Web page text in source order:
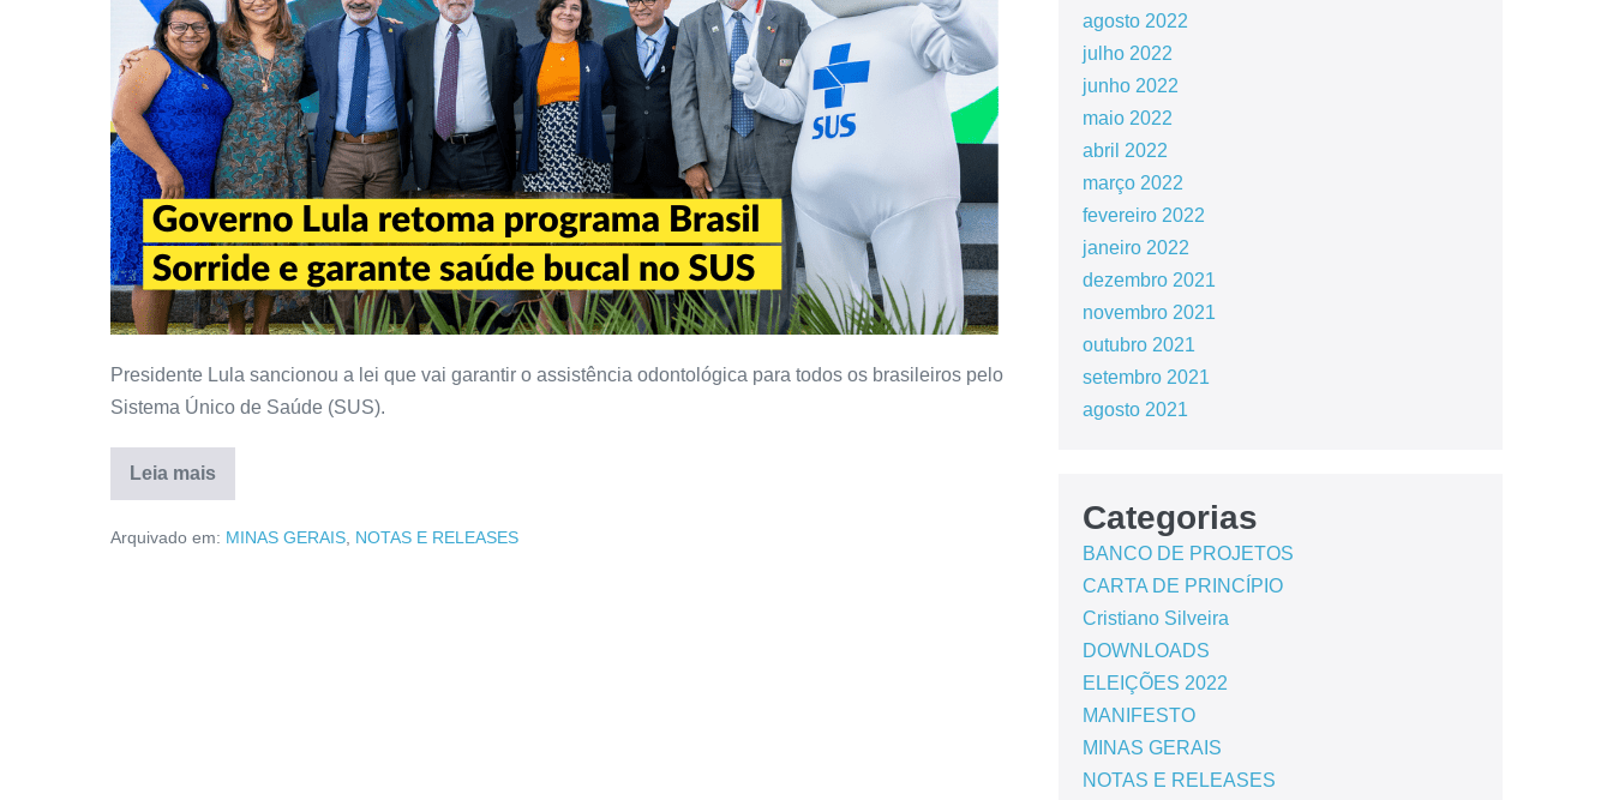
Presidente Lula sancionou a lei que vai garantir o assistência odontológica para todos os brasileiros pelo
Sistema Único de Saúde (SUS).
Leia mais
Arquivado em: MINAS GERAIS, NOTAS E RELEASES
agosto 2022
julho 2022
junho 2022
maio 2022
abril 2022
março 2022
fevereiro 2022
janeiro 2022
dezembro 2021
novembro 2021
outubro 2021
setembro 2021
agosto 2021
Categorias
BANCO DE PROJETOS
CARTA DE PRINCÍPIO
Cristiano Silveira
DOWNLOADS
ELEIÇÕES 2022
MANIFESTO
MINAS GERAIS
NOTAS E RELEASES